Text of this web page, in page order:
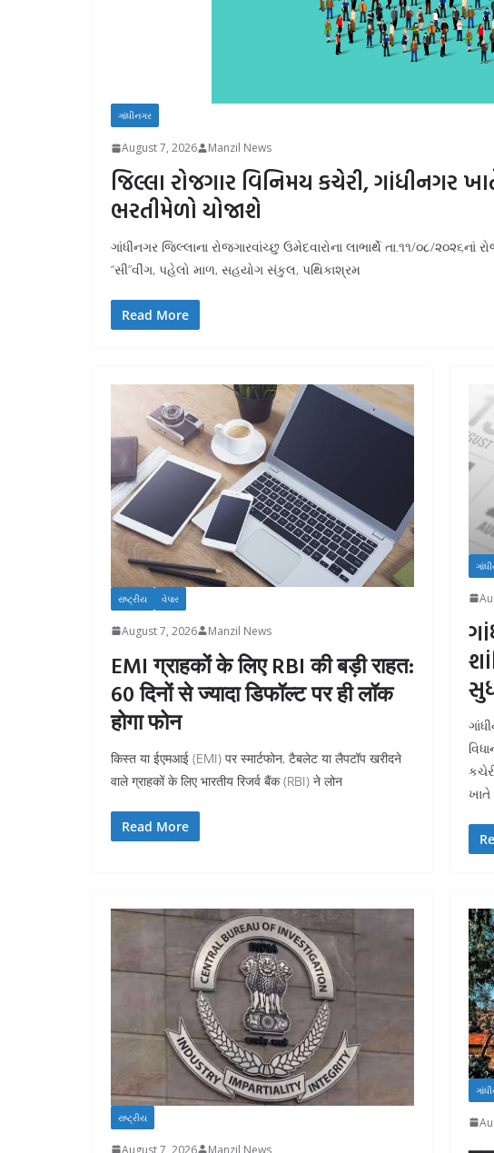
ગાંધીનગર
August 7, 2026 Manzil News
જિલ્લા રોજગાર વિનિમય કચેરી, ગાંધીનગર
ભરતીમેળો યોજાશે
ગાંધીનગર જિલ્લાના રોજગારવાંચ્છુ ઉમેદવારોના લાભાર્થે તા.૧૧/૦૮/૨૦૨૬નાં
“સી”વીંગ, પહેલો માળ, સહયોગ સંકુલ, પથિકાશ્રમ
Read More
રાષ્ટ્રીય વેપાર
August 7, 2026 Manzil News
EMI ग्राहकों के लिए RBI की बड़ी राहत:
60 दिनों से ज्यादा डिफॉल्ट पर ही लॉक
होगा फोन
किस्त या ईएमआई (EMI) पर स्मार्टफोन, टैबलेट या लैपटॉप खरीदने
वाले ग्राहकों के लिए भारतीय रिजर्व बैंक (RBI) ने लोन
Read More
રાષ્ટ્રીય
August 7, 2026 Manzil News